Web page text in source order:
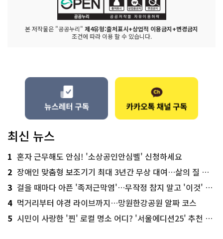
본 저작물은 "공공누리" 제4유형:출처표시+상업적 이용금지+변경금지
조건에 따라 이용 할 수 있습니다.
최신 뉴스
1 혼자 근무해도 안심! '소상공인안심벨' 신청하세요
2 장애인 맞춤형 보조기기 최대 3년간 무상 대여…삶의 질 높인다
3 걸을 때마다 아픈 '족저근막염'…무작정 참지 말고 '이것' 해보세요!
4 먹거리부터 야경 라이브까지…망원한강공원 알짜 코스
5 시민이 사랑한 '찐' 로컬 명소 어디? '서울에디션25' 추천 코스